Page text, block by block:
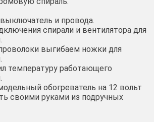
и провода.
спирали и вентилятора для
выгибаем ножки для
температуру работающего
обогреватель на 12 вольт
своими руками из подручных